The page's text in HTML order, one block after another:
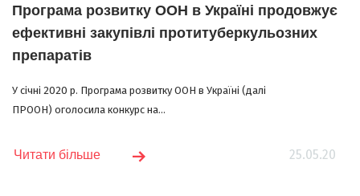
Програма розвитку ООН в Україні продовжує
ефективні закупівлі протитуберкульозних
препаратів
У січні 2020 р. Програма розвитку ООН в Україні (далі
ПРООН) оголосила конкурс на...
25.05.20
Читати більше